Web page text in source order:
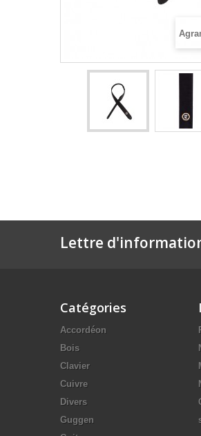
Lettre
Catégories
Accordéon
Bois
Clavier
Cuivre
Divers
Guggen